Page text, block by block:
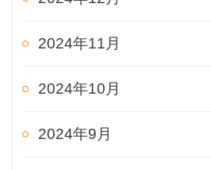
2024年11月
2024年10月
2024年9月